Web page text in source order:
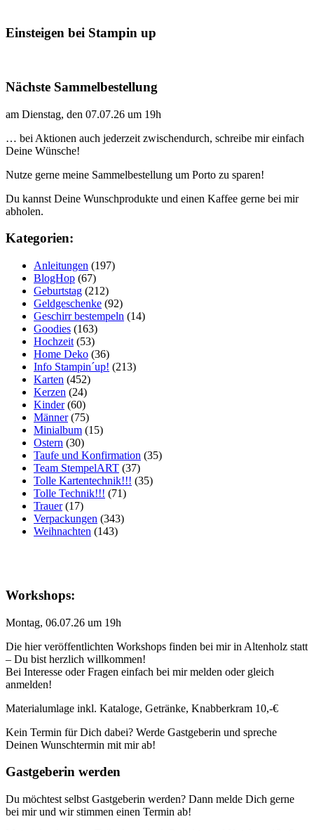
Einsteigen bei Stampin up
Nächste Sammelbestellung
am Dienstag, den 07.07.26 um 19h
… bei Aktionen auch jederzeit zwischendurch, schreibe mir einfach
Deine Wünsche!
Nutze gerne meine Sammelbestellung um Porto zu sparen!
Du kannst Deine Wunschprodukte und einen Kaffee gerne bei mir
abholen.
Kategorien:
Anleitungen (197)
BlogHop (67)
Geburtstag (212)
Geldgeschenke (92)
Geschirr bestempeln (14)
Goodies (163)
Hochzeit (53)
Home Deko (36)
Info Stampin´up! (213)
Karten (452)
Kerzen (24)
Kinder(60)
Männer(75)
Minialbum (15)
Ostern (30)
Taufe und Konfirmation (35)
Team StempelART (37)
Tolle Kartentechnik!!! (35)
Tolle Technik!!! (71)
Trauer(17)
Verpackungen (343)
Weihnachten (143)
Workshops:
Montag, 06.07.26 um 19h
Die hier veröffentlichten Workshops finden bei mir in Altenholz statt
– Du bist herzlich willkommen!
Bei Interesse oder Fragen einfach bei mir melden oder gleich
anmelden!
Materialumlage inkl. Kataloge, Getränke, Knabberkram 10,-€
Kein Termin für Dich dabei? Werde Gastgeberin und spreche
Deinen Wunschtermin mit mir ab!
Gastgeberin werden
Du möchtest selbst Gastgeberin werden? Dann melde Dich gerne
bei mir und wir stimmen einen Termin ab!